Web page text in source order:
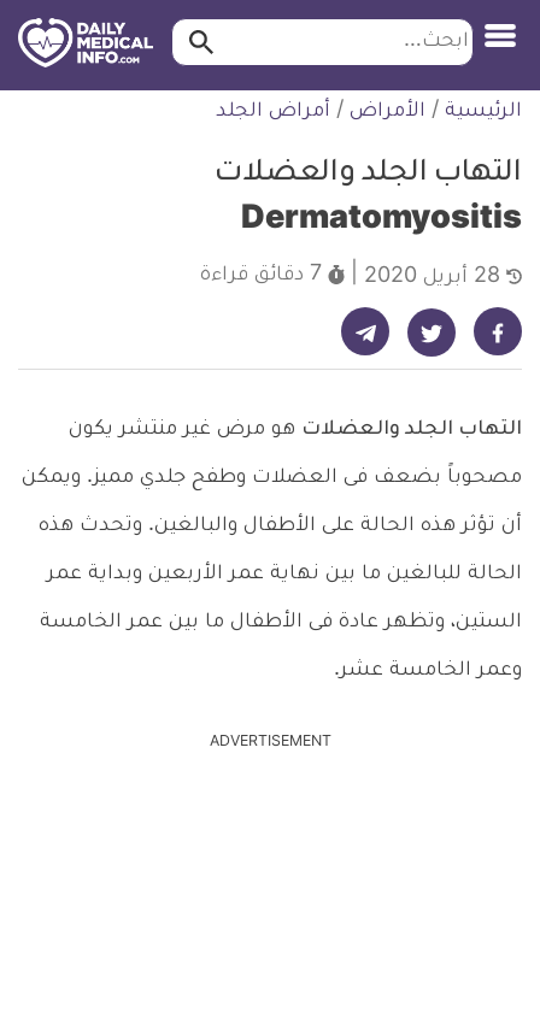
التخطي
للمحتوى
ابحث ابحث…
الرئيسية / الأمراض / أمراض الجلد
التهاب الجلد والعضلات
Dermatomyositis
7 دقائق قراءة
شارك على فيسبوك - ديلي ميديكال انفو شارك على تويتر - ديلي ميديكال انفو شارك على تيليجرام - ديلي ميديكال انفو
التهاب الجلد والعضلات هو مرض غير منتشر يكون
مصحوباً بضعف فى العضلات وطفح جلدي مميز. ويمكن
أن تؤثر هذه الحالة على الأطفال والبالغين. وتحدث هذه
الحالة للبالغين ما بين نهاية عمر الأربعين وبداية عمر
الستين، وتظهر عادة فى الأطفال ما بين عمر الخامسة
وعمر الخامسة عشر.
ADVERTISEMENT